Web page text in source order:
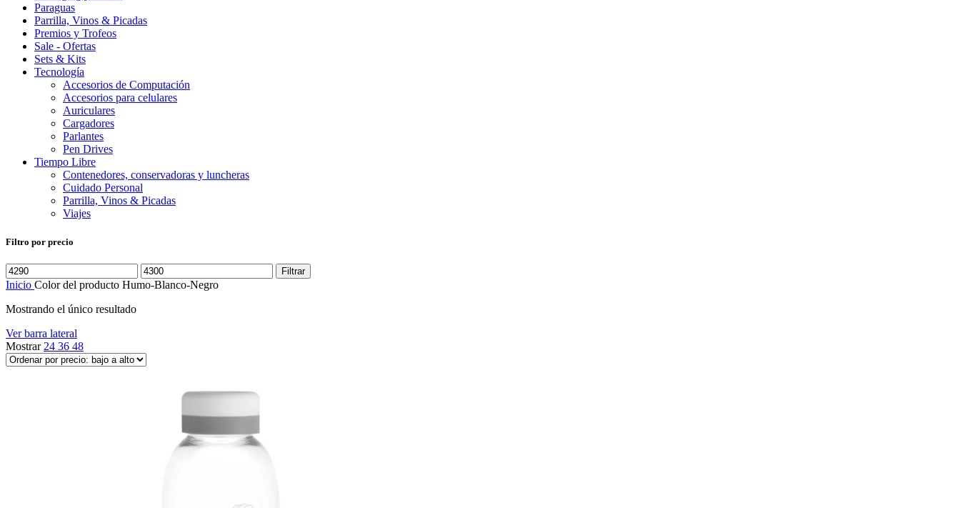
Paraguas
Parrilla, Vinos & Picadas
Premios y Trofeos
Sale - Ofertas
Sets & Kits
Tecnología
Accesorios de Computación
Accesorios para celulares
Auriculares
Cargadores
Parlantes
Pen Drives
Tiempo Libre
Contenedores, conservadoras y luncheras
Cuidado Personal
Parrilla, Vinos & Picadas
Viajes
Filtro por precio
Precio
mínimo
Precio
máximo
Filtrar
Inicio Color del producto Humo-Blanco-Negro
Mostrando el único resultado
Ver barra lateral
Mostrar 24 36 48